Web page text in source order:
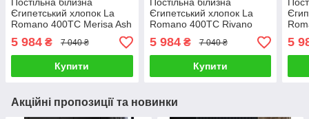
Постільна білизна
Єгипетський хлопок La
Romano 400TC Merisa Ash
200х220см
5 984 ₴ 7 040 ₴
Купити
Постільна білизна
Єгипетський хлопок La
Romano 400TC Rivano
Steel Grey 200х220см
5 984₴ 7 040 ₴
Купити
5
Акційні пропозиції та новинки